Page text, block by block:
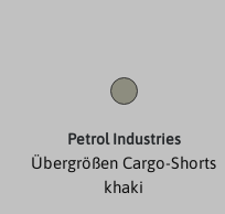
Petrol Industries
Übergrößen Cargo-Shorts
khaki